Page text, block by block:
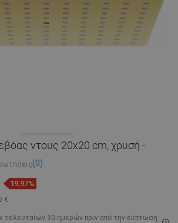
ντους 20x20 cm, χρυσή -
(0)
€
19,97%
τελευταίων 30 ημερών πριν από την έκπτωση: